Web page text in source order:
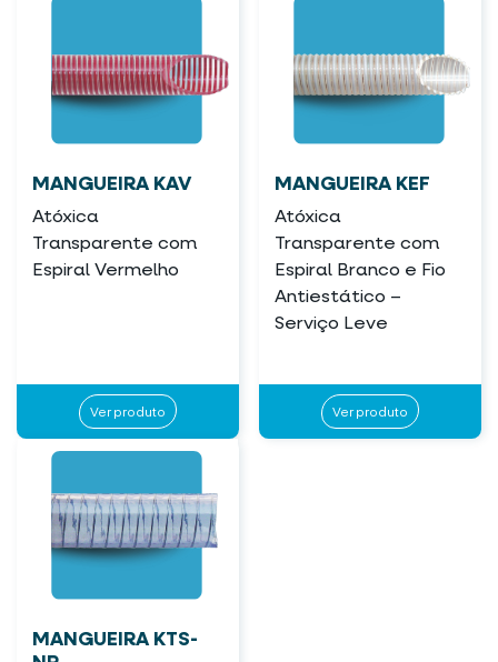
MANGUEIRA KAV
Atóxica
Transparente com
Espiral Vermelho
Ver produto
MANGUEIRA KEF
Atóxica
Transparente com
Espiral Branco e Fio
Antiestático –
Serviço Leve
Ver produto
MANGUEIRA KTS-